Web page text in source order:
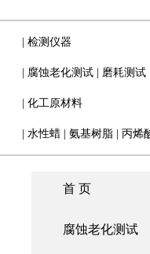
检测仪器
腐蚀老化测试 磨耗测试
化工原材料
水性蜡 氨基树脂 丙烯
首 页
腐蚀老化测试